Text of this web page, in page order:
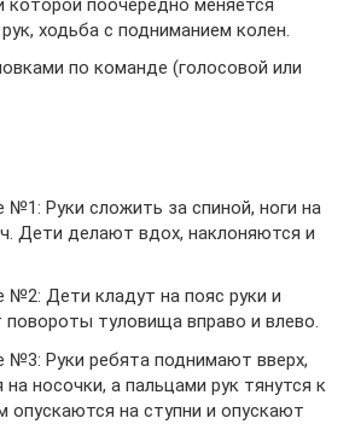
которой поочередно меняется
ходьба с подниманием колен.
по команде (голосовой или
№1: Руки сложить за спиной, ноги на
Дети делают вдох, наклоняются и
№2: Дети кладут на пояс руки и
туловища вправо и влево.
№3: Руки ребята поднимают вверх,
на носочки, а пальцами рук тянутся к
опускаются на ступни и опускают